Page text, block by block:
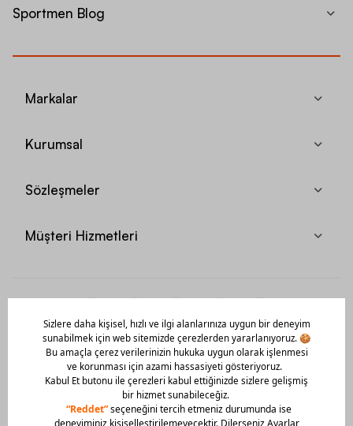
Sportmen Blog
Markalar
Kurumsal
Sözleşmeler
Müşteri Hizmetleri
Mobil Uygulamamızı Hemen İndir!